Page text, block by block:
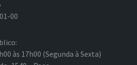
00
às 17h00 (Segunda à Sexta)